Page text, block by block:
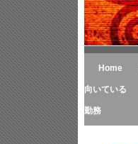
Home
向いている
勤務